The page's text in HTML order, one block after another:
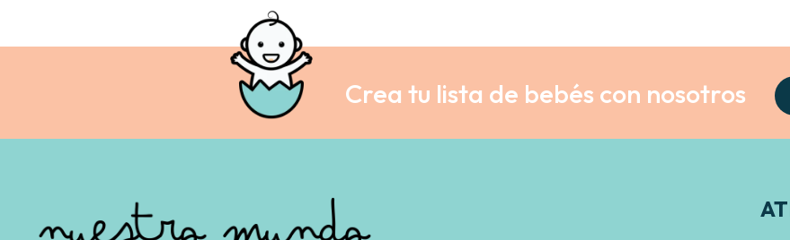
Crea tu lista de bebés con nosotros